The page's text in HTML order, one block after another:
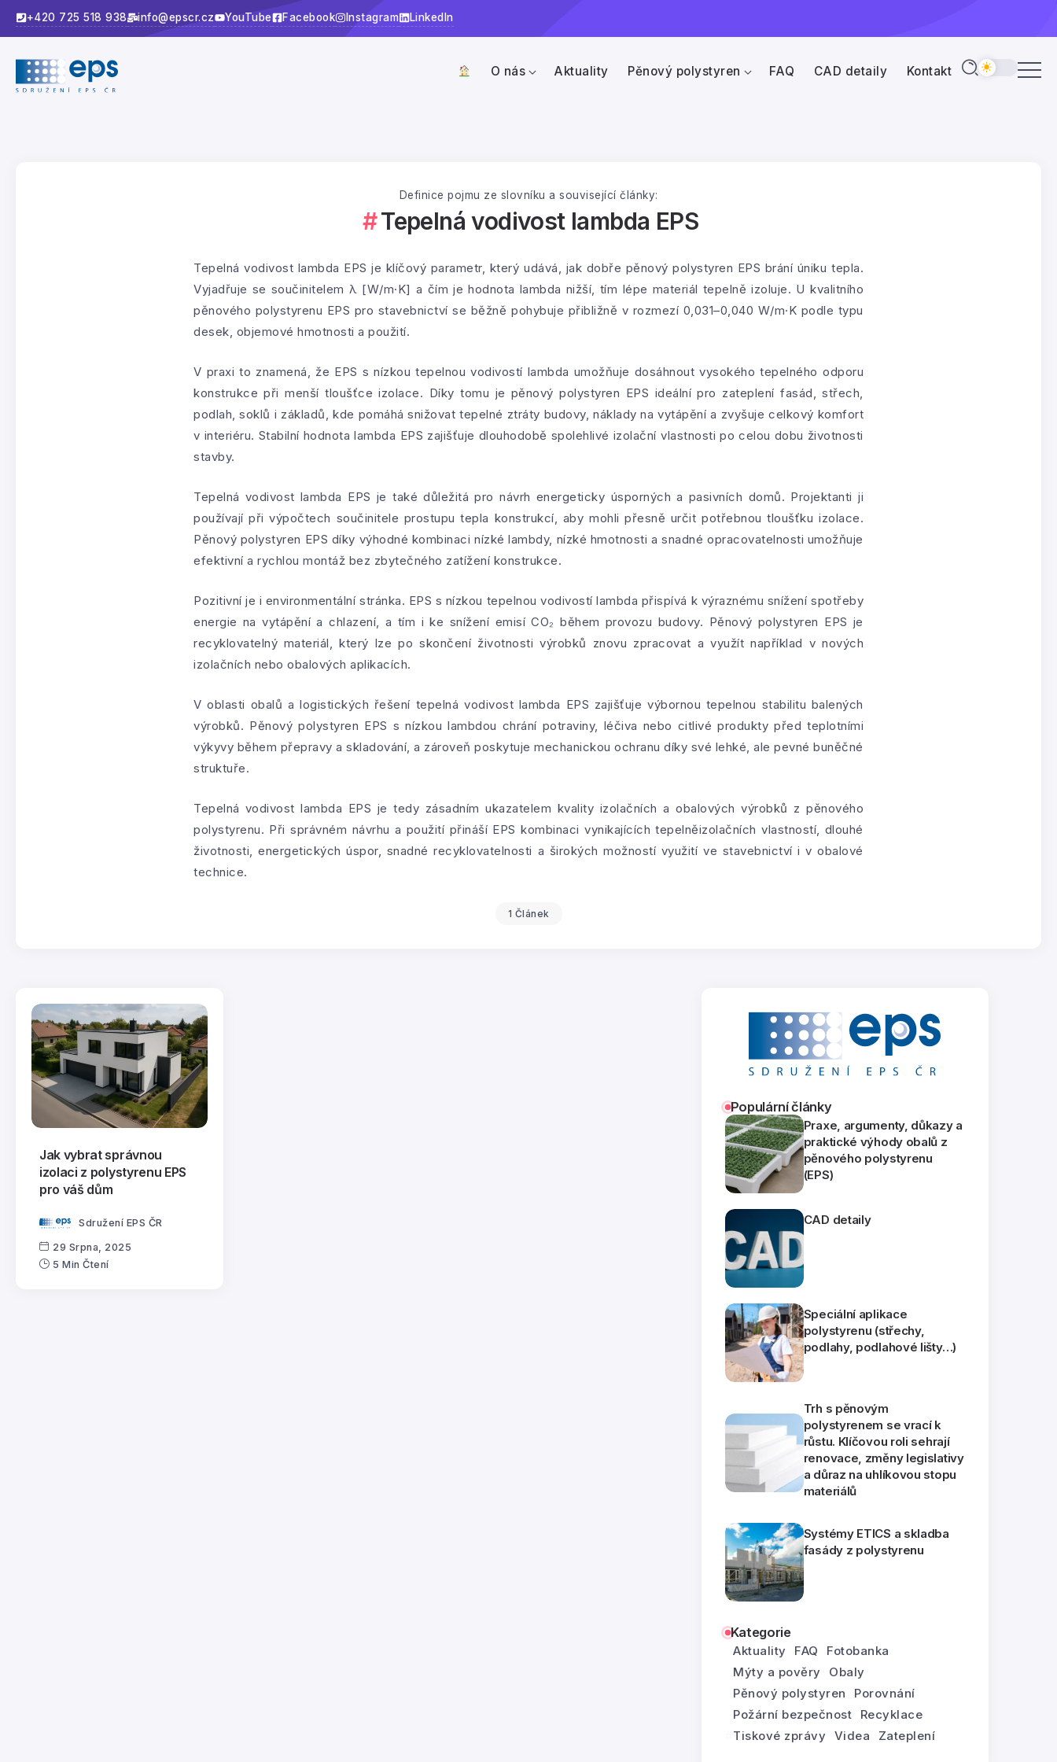
+420 725 518 938 info@epscr.cz YouTube Facebook Instagram LinkedIn
O nás Aktuality Pěnový polystyren FAQ CAD detaily Kontakt
Definice pojmu ze slovníku a související články:
Tepelná vodivost lambda EPS
Tepelná vodivost lambda EPS je klíčový parametr, který udává, jak dobře pěnový polystyren EPS brání úniku tepla.
Vyjadřuje se součinitelem λ [W/m·K] a čím je hodnota lambda nižší, tím lépe materiál tepelně izoluje. U kvalitního
pěnového polystyrenu EPS pro stavebnictví se běžně pohybuje přibližně v rozmezí 0,031–0,040 W/m·K podle typu
desek, objemové hmotnosti a použití.
V praxi to znamená, že EPS s nízkou tepelnou vodivostí lambda umožňuje dosáhnout vysokého tepelného odporu
konstrukce při menší tloušťce izolace. Díky tomu je pěnový polystyren EPS ideální pro zateplení fasád, střech,
podlah, soklů i základů, kde pomáhá snižovat tepelné ztráty budovy, náklady na vytápění a zvyšuje celkový komfort
v interiéru. Stabilní hodnota lambda EPS zajišťuje dlouhodobě spolehlivé izolační vlastnosti po celou dobu životnosti
stavby.
Tepelná vodivost lambda EPS je také důležitá pro návrh energeticky úsporných a pasivních domů. Projektanti ji
používají při výpočtech součinitele prostupu tepla konstrukcí, aby mohli přesně určit potřebnou tloušťku izolace.
Pěnový polystyren EPS díky výhodné kombinaci nízké lambdy, nízké hmotnosti a snadné opracovatelnosti umožňuje
efektivní a rychlou montáž bez zbytečného zatížení konstrukce.
Pozitivní je i environmentální stránka. EPS s nízkou tepelnou vodivostí lambda přispívá k výraznému snížení spotřeby
energie na vytápění a chlazení, a tím i ke snížení emisí CO₂ během provozu budovy. Pěnový polystyren EPS je
recyklovatelný materiál, který lze po skončení životnosti výrobků znovu zpracovat a využít například v nových
izolačních nebo obalových aplikacích.
V oblasti obalů a logistických řešení tepelná vodivost lambda EPS zajišťuje výbornou tepelnou stabilitu balených
výrobků. Pěnový polystyren EPS s nízkou lambdou chrání potraviny, léčiva nebo citlivé produkty před teplotními
výkyvy během přepravy a skladování, a zároveň poskytuje mechanickou ochranu díky své lehké, ale pevné buněčné
struktuře.
Tepelná vodivost lambda EPS je tedy zásadním ukazatelem kvality izolačních a obalových výrobků z pěnového
polystyrenu. Při správném návrhu a použití přináší EPS kombinaci vynikajících tepelněizolačních vlastností, dlouhé
životnosti, energetických úspor, snadné recyklovatelnosti a širokých možností využití ve stavebnictví i v obalové
technice.
1 Článek
Jak vybrat správnou
izolaci z polystyrenu EPS
pro váš dům
Sdružení EPS ČR
29 Srpna, 2025
5 Min Čtení
Populární články
Praxe, argumenty, důkazy a
praktické výhody obalů z
pěnového polystyrenu
(EPS)
CAD detaily
Speciální aplikace
polystyrenu (střechy,
podlahy, podlahové lišty…)
Trh s pěnovým
polystyrenem se vrací k
růstu. Klíčovou roli sehrají
renovace, změny legislativy
a důraz na uhlíkovou stopu
materiálů
Systémy ETICS a skladba
fasády z polystyrenu
Kategorie
Aktuality FAQ
Fotobanka
Mýty a pověry
Obaly
Pěnový polystyren
Porovnání
Požární bezpečnost
Recyklace
Tiskové zprávy
Videa Zateplení